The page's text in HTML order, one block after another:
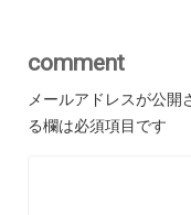
comment
メールアドレスが公開
る欄は必須項目です